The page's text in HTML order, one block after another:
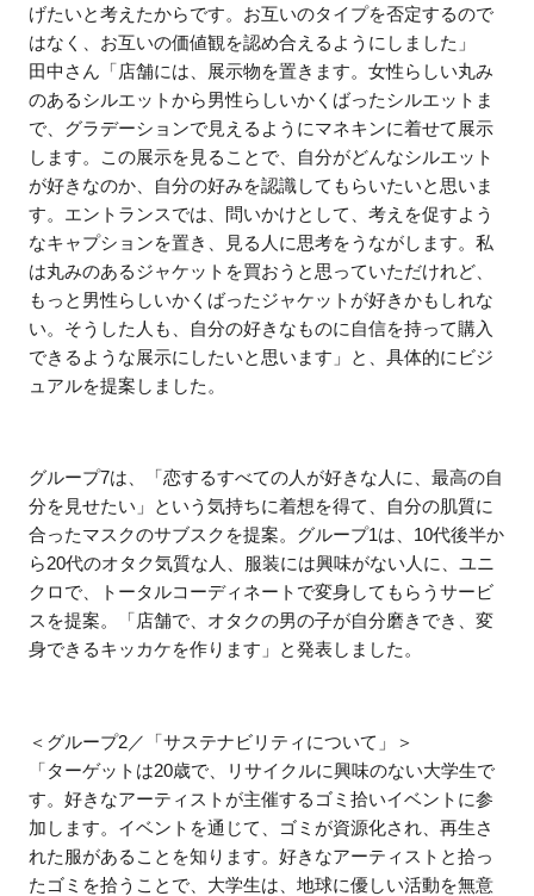
げたいと考えたからです。お互いのタイプを否定するので
はなく、お互いの価値観を認め合えるようにしました」
田中さん「店舗には、展示物を置きます。女性らしい丸み
のあるシルエットから男性らしいかくばったシルエットま
で、グラデーションで見えるようにマネキンに着せて展示
します。この展示を見ることで、自分がどんなシルエット
が好きなのか、自分の好みを認識してもらいたいと思いま
す。エントランスでは、問いかけとして、考えを促すよう
なキャプションを置き、見る人に思考をうながします。私
は丸みのあるジャケットを買おうと思っていただけれど、
もっと男性らしいかくばったジャケットが好きかもしれな
い。そうした人も、自分の好きなものに自信を持って購入
できるような展示にしたいと思います」と、具体的にビジ
ュアルを提案しました。
グループ7は、「恋するすべての人が好きな人に、最高の自
分を見せたい」という気持ちに着想を得て、自分の肌質に
合ったマスクのサブスクを提案。グループ1は、10代後半か
ら20代のオタク気質な人、服装には興味がない人に、ユニ
クロで、トータルコーディネートで変身してもらうサービ
スを提案。「店舗で、オタクの男の子が自分磨きでき、変
身できるキッカケを作ります」と発表しました。
＜グループ2／「サステナビリティについて」＞
「ターゲットは20歳で、リサイクルに興味のない大学生で
す。好きなアーティストが主催するゴミ拾いイベントに参
加します。イベントを通じて、ゴミが資源化され、再生さ
れた服があることを知ります。好きなアーティストと拾っ
たゴミを拾うことで、大学生は、地球に優しい活動を無意